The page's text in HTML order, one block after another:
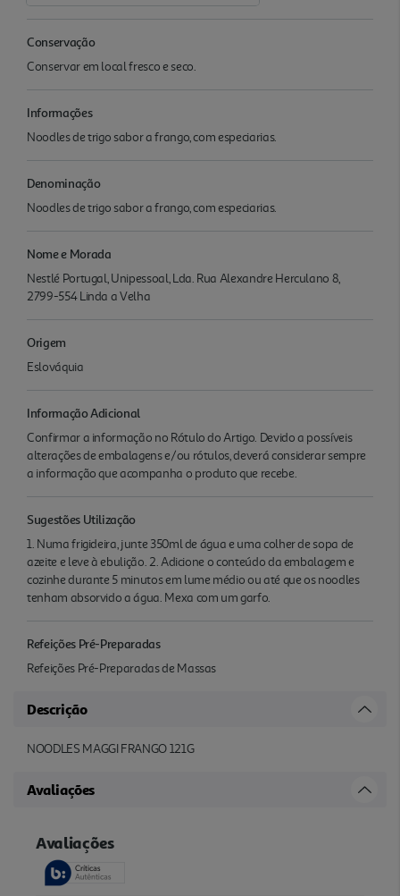
Conservação
Conservar em local fresco e seco.
Informações
Noodles de trigo sabor a frango, com especiarias.
Denominação
Noodles de trigo sabor a frango, com especiarias.
Nome e Morada
Nestlé Portugal, Unipessoal, Lda. Rua Alexandre Herculano 8,
2799-554 Linda a Velha
Origem
Eslováquia
Informação Adicional
Confirmar a informação no Rótulo do Artigo. Devido a possíveis
alterações de embalagens e/ou rótulos, deverá considerar sempre
a informação que acompanha o produto que recebe.
Sugestões Utilização
1. Numa frigideira, junte 350ml de água e uma colher de sopa de
azeite e leve à ebulição. 2. Adicione o conteúdo da embalagem e
cozinhe durante 5 minutos em lume médio ou até que os noodles
tenham absorvido a água. Mexa com um garfo.
Refeições Pré-Preparadas
Refeições Pré-Preparadas de Massas
Descrição
NOODLES MAGGI FRANGO 121G
Avaliações